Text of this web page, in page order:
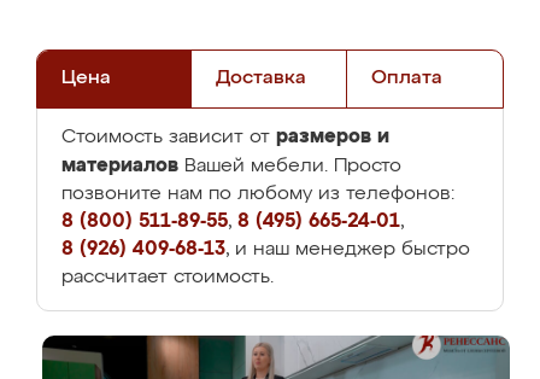
Цена Доставка Оплата
Стоимость зависит от размеров и
материалов Вашей мебели. Просто
позвоните нам по любому из телефонов:
8 (800) 511-89-55, 8 (495) 665-24-01,
8 (926) 409-68-13, и наш менеджер быстро
рассчитает стоимость.